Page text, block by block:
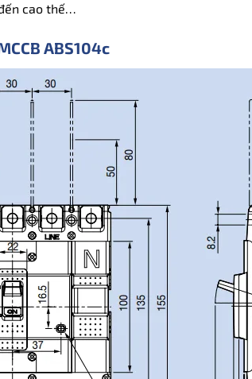
cao thế…
ABS104c